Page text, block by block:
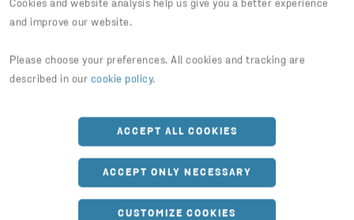
Cookies and website analysis help us give you a better experience
and improve our website.
Please choose your preferences. All cookies and tracking are
described in our cookie policy.
ACCEPT ALL COOKIES
ACCEPT ONLY NECESSARY
CUSTOMIZE COOKIES
KÄRL FÖR FARLIGT AVFALL
Sprundfat